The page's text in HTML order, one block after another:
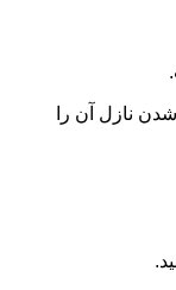
نازل آن را